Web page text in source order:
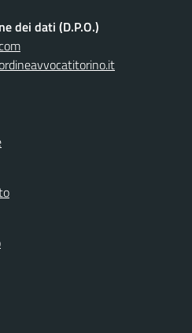
dei dati (D.P.O.)